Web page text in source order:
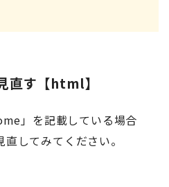
直す【html】
」を記載している場合
してみてください。